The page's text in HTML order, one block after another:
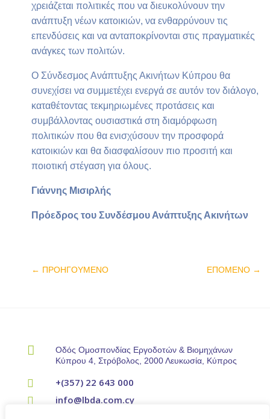
χρειάζεται πολιτικές που να διευκολύνουν την
ανάπτυξη νέων κατοικιών, να ενθαρρύνουν τις
επενδύσεις και να ανταποκρίνονται στις πραγματικές
ανάγκες των πολιτών.
Ο Σύνδεσμος Ανάπτυξης Ακινήτων Κύπρου θα
συνεχίσει να συμμετέχει ενεργά σε αυτόν τον διάλογο,
καταθέτοντας τεκμηριωμένες προτάσεις και
συμβάλλοντας ουσιαστικά στη διαμόρφωση
πολιτικών που θα ενισχύσουν την προσφορά
κατοικιών και θα διασφαλίσουν πιο προσιτή και
ποιοτική στέγαση για όλους.
Γιάννης Μισιρλής
Πρόεδρος του Συνδέσμου Ανάπτυξης Ακινήτων
← ΠΡΟΗΓΟΥΜΕΝΟ ΕΠΟΜΕΝΟ →

Οδός Ομοσπονδίας Εργοδοτών & Βιομηχάνων
Κύπρου 4, Στρόβολος, 2000 Λευκωσία, Κύπρος

+(357) 22 643 000

info@lbda.com.cy